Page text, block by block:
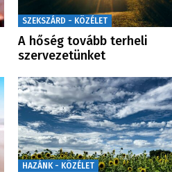
SZEKSZÁRD - KÖZÉLET
A hőség tovább terheli
szervezetünket
HAZÁNK - KÖZÉLET